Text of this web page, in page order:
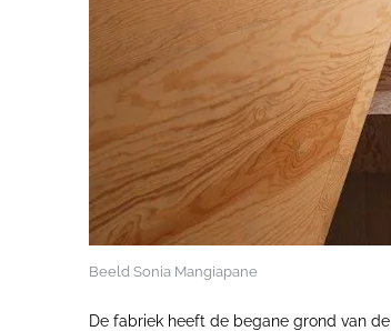
Beeld Sonia Mangiapane
De fabriek heeft de begane grond van